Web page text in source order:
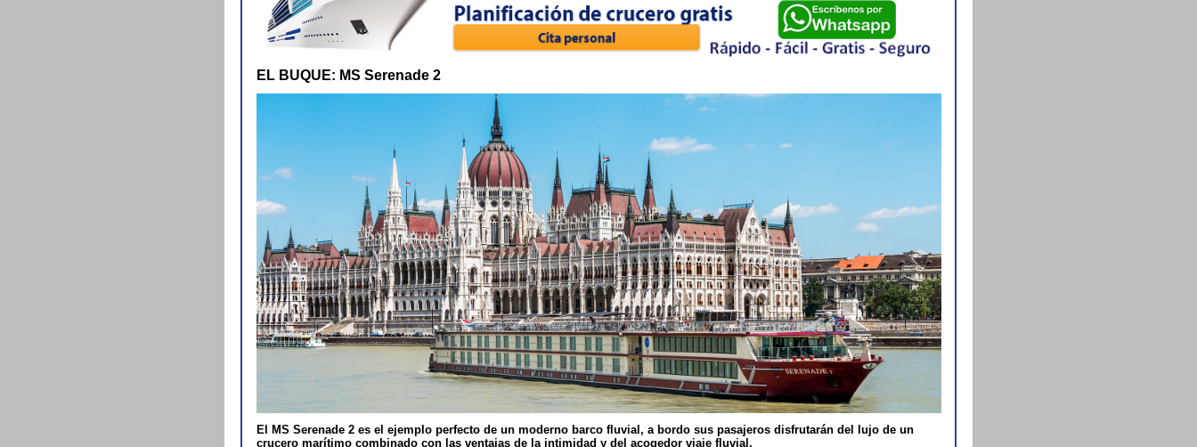
EL BUQUE: MS Serenade 2
El MS Serenade 2 es el ejemplo perfecto de un moderno barco fluvial, a bordo sus pasajeros disfrutarán del lujo de un
crucero marítimo combinado con las ventajas de la intimidad y del acogedor viaje fluvial.